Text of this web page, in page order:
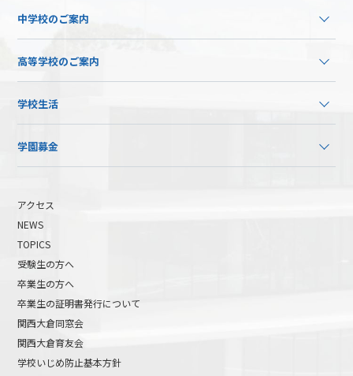
中学校のご案内
高等学校のご案内
学校生活
学園募金
アクセス
NEWS
TOPICS
受験生の方へ
卒業生の方へ
卒業生の証明書発行について
関西大倉同窓会
関西大倉育友会
学校いじめ防止基本方針